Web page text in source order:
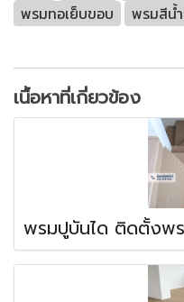
พรมทอเย็บขอบ
พรมสีน้ำ
เนื้อหาที่เกี่ยวข้อง
พรมปูบันได ติดตั้งพ